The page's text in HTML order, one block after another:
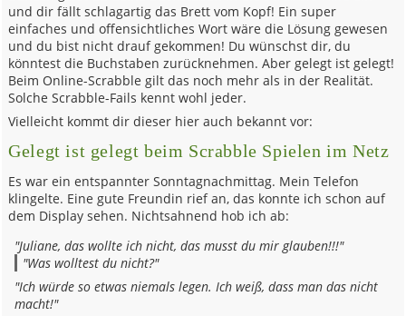
und dir fällt schlagartig das Brett vom Kopf! Ein super
einfaches und offensichtliches Wort wäre die Lösung gewesen
und du bist nicht drauf gekommen! Du wünschst dir, du
könntest die Buchstaben zurücknehmen. Aber gelegt ist gelegt!
Beim Online-Scrabble gilt das noch mehr als in der Realität.
Solche Scrabble-Fails kennt wohl jeder.
Vielleicht kommt dir dieser hier auch bekannt vor:
Gelegt ist gelegt beim Scrabble Spielen im Netz
Es war ein entspannter Sonntagnachmittag. Mein Telefon
klingelte. Eine gute Freundin rief an, das konnte ich schon auf
dem Display sehen. Nichtsahnend hob ich ab:
"Juliane, das wollte ich nicht, das musst du mir glauben!!!"
"Was wolltest du nicht?"
"Ich würde so etwas niemals legen. Ich weiß, dass man das nicht
macht!"